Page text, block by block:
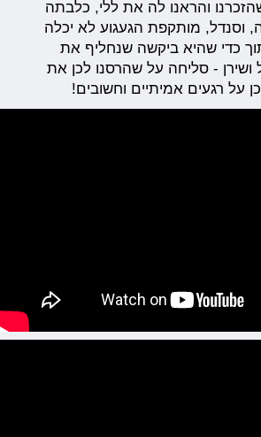
והראנו לה את ללי, כלבתה
מותקפת הגעגוע לא יכלה
כדי שהיא ביקשה שנחליף את
- סליחה על שהרסנו לכן את
על רגעים אמיתיים וחשובים!